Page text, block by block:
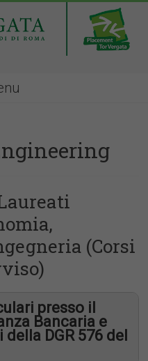
(Corsi
presso il
Bancaria e
DGR 576 del